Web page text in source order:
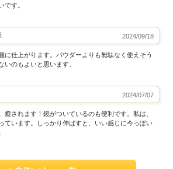
です。
2024/09/18
に仕上がります。パウダーよりも無駄なく使えそう
いのもよいと思います。
2024/07/07
癒されます！鏡がついているのも便利です。私は、
ています。しっかり伸ばすと、いい感じに今っぽい